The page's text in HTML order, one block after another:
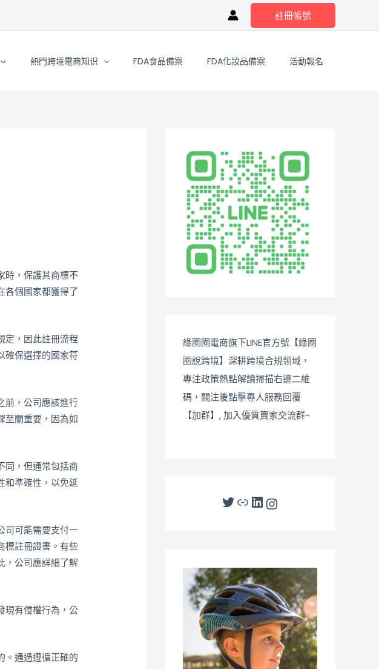
註冊帳號
熱門跨境電商知识 FDA食品備案 FDA化妝品備案 活動報名
時，保護其商標不
各個國家都獲得了
定，因此註冊流程
確保選擇的國家符
前，公司應該進行
至關重要，因為如
同，但通常包括商
和準確性，以免延
司可能需要支付一
標註冊證書。有些
，公司應詳細了解
現有侵權行為，公
。通過遵循正確的
綠圈圈電商旗下LINE官方號【綠圈
圈說跨境】深耕跨境合規領域，
專注政策熱點解讀掃描右邊二維
碼，關注後點擊專人服務回覆
【加群】, 加入優質賣家交流群~